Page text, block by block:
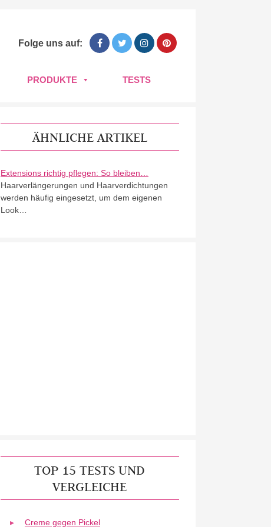
Folge uns auf:
PRODUKTE TESTS
ÄHNLICHE ARTIKEL
Extensions richtig pflegen: So bleiben…
Haarverlängerungen und Haarverdichtungen
werden häufig eingesetzt, um dem eigenen
Look…
TOP 15 TESTS UND
VERGLEICHE
Creme gegen Pickel